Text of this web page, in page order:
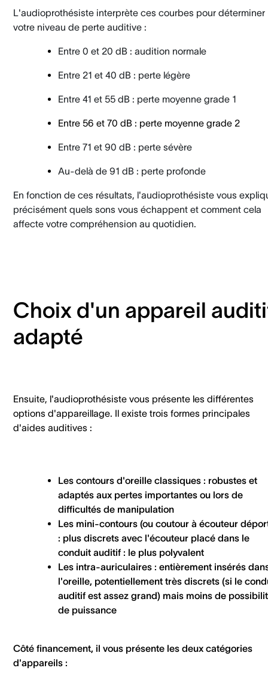
L'audioprothésiste interprète ces courbes pour déterminer
votre niveau de perte auditive :
Entre 0 et 20 dB : audition normale
Entre 21 et 40 dB : perte légère
Entre 41 et 55 dB : perte moyenne grade 1
Entre 56 et 70 dB : perte moyenne grade 2
Entre 71 et 90 dB : perte sévère
Au-delà de 91 dB : perte profonde
En fonction de ces résultats, l'audioprothésiste vous
précisément quels sons vous échappent et comment cela
affecte votre compréhension au quotidien.
Choix d'un appareil
adapté
Ensuite, l'audioprothésiste vous présente les différentes
options d'appareillage. Il existe trois formes principales
d'aides auditives :
Les contours d'oreille classiques : robustes et
adaptés aux pertes importantes ou lors de
difficultés de manipulation
Les mini-contours (ou coutour à écouteur
: plus discrets avec l'écouteur placé dans le
conduit auditif : le plus polyvalent
Les intra-auriculaires : entièrement insérés
l'oreille, potentiellement très discrets (si le
auditif est assez grand) mais moins de
de puissance
Côté financement, il vous présente les deux catégories
d'appareils :